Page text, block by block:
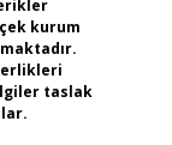
kurum
taslak